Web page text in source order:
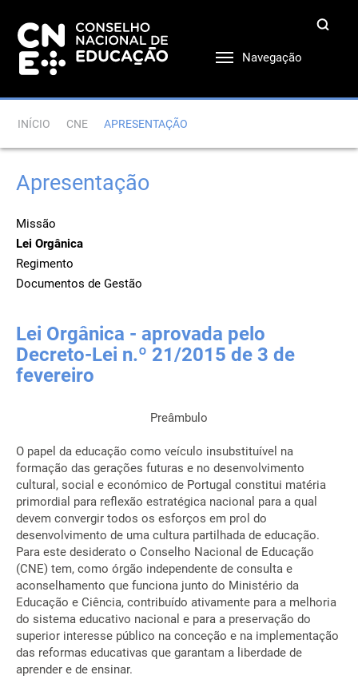
Navegação
INÍCIO CNE APRESENTAÇÃO
Apresentação
Missão
Lei Orgânica
Regimento
Documentos de Gestão
Lei Orgânica - aprovada pelo
Decreto-Lei n.º 21/2015 de 3 de
fevereiro
Preâmbulo
O papel da educação como veículo insubstituível na
formação das gerações futuras e no desenvolvimento
cultural, social e económico de Portugal constitui matéria
primordial para reflexão estratégica nacional para a qual
devem convergir todos os esforços em prol do
desenvolvimento de uma cultura partilhada de educação.
Para este desiderato o Conselho Nacional de Educação
(CNE) tem, como órgão independente de consulta e
aconselhamento que funciona junto do Ministério da
Educação e Ciência, contribuído ativamente para a melhoria
do sistema educativo nacional e para a preservação do
superior interesse público na conceção e na implementação
das reformas educativas que garantam a liberdade de
aprender e de ensinar.